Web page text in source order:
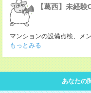
【葛西】未経
マンションの設備点検、メ
もっとみる
あなたの